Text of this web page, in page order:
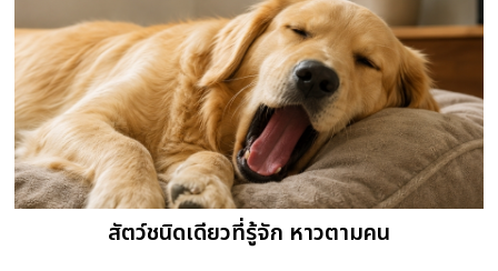
สัตว์ชนิดเดียวที่รู้จัก หาวตามคน